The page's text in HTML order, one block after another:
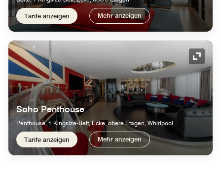
Tarife anzeigen Mehr anzeigen
Soho Penthouse
Penthouse, 1 Kingsize-Bett, Ecke, obere Etagen, Whirlpool
Tarife anzeigen Mehr anzeigen